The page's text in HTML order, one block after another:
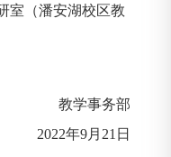
室（潘安湖校区教
教学事务部
2022年9月21日